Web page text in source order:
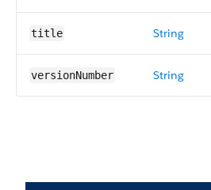
title String
versionNumber String